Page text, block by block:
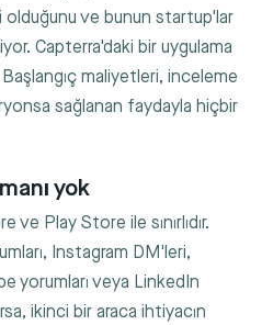
olduğunu ve bunun startup'lar
Capterra'daki bir uygulama
maliyetleri, inceleme
sağlanan faydayla hiçbir
yok
Play Store ile sınırlıdır.
Instagram DM'leri,
yorumları veya LinkedIn
ikinci bir araca ihtiyacın